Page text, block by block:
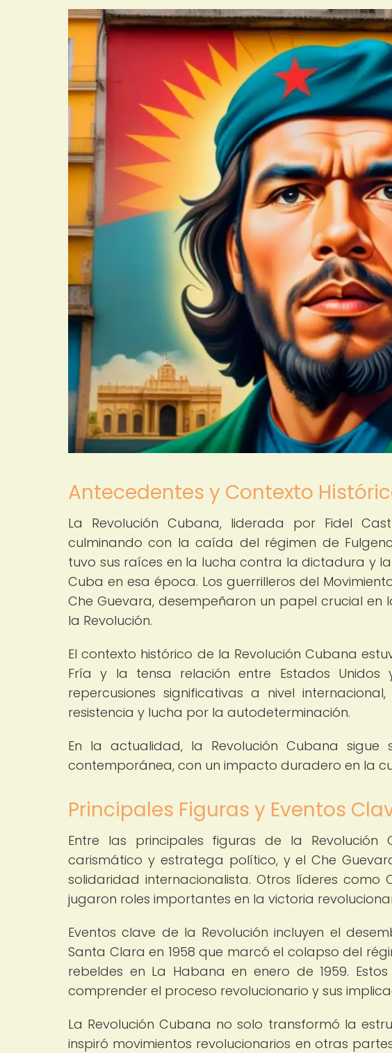
Antecedentes y Contexto
La Revolución Cubana, liderada por Fidel
culminando con la caída del régimen de
tuvo sus raíces en la lucha contra la dictadura y
Cuba en esa época. Los guerrilleros del
Che Guevara, desempeñaron un papel crucial
la Revolución.
El contexto histórico de la Revolución Cubana
Fría y la tensa relación entre Estados Unidos
repercusiones significativas a nivel
resistencia y lucha por la autodeterminación.
En la actualidad, la Revolución Cubana
contemporánea, con un impacto duradero en la
Principales Figuras y Eventos
Entre las principales figuras de la
carismático y estratega político, y el Che
solidaridad internacionalista. Otros líderes como
jugaron roles importantes en la victoria
Eventos clave de la Revolución incluyen el
Santa Clara en 1958 que marcó el colapso del
rebeldes en La Habana en enero de 1959.
comprender el proceso revolucionario y sus
La Revolución Cubana no solo transformó la
inspiró movimientos revolucionarios en otras